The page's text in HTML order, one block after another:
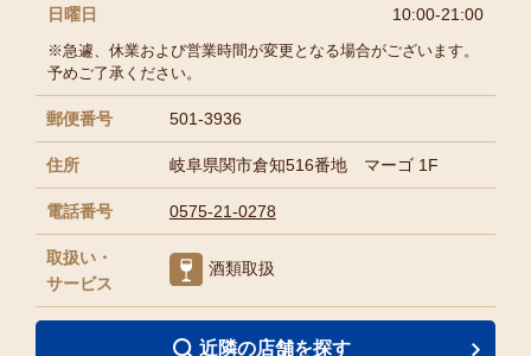
日曜日
10:00-21:00
※急遽、休業および営業時間が変更となる場合がございます。
予めご了承ください。
郵便番号 501-3936
住所 岐阜県関市倉知516番地 マーゴ 1F
電話番号 0575-21-0278
取扱い・
サービス
酒類取扱